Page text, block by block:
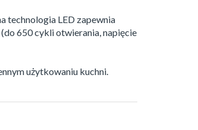
technologia LED zapewnia
650 cykli otwierania, napięcie
użytkowaniu kuchni.